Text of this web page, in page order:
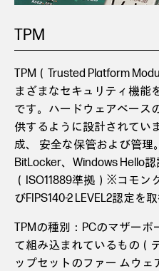
TPM
TPM（Trusted Platform
まざまなセキュリティ機能
です。ハードウェアベース
供するように設計されてい
成、 安全な保管および管理
BitLocker、Windows Hello
（ISO11889準拠）※コモン
びFIPS140-2 LEVEL2認定を取
TPMの種別：PCのマザー
て組み込まれているもの（
ップセットのファー ムウ